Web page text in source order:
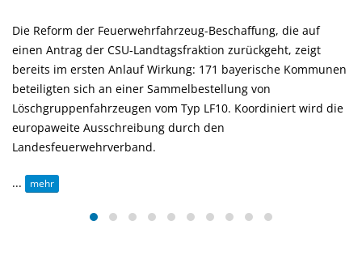
Die Reform der Feuerwehrfahrzeug-Beschaffung, die auf
einen Antrag der CSU-Landtagsfraktion zurückgeht, zeigt
bereits im ersten Anlauf Wirkung: 171 bayerische Kommunen
beteiligten sich an einer Sammelbestellung von
Löschgruppenfahrzeugen vom Typ LF10. Koordiniert wird die
europaweite Ausschreibung durch den
Landesfeuerwehrverband.
... mehr